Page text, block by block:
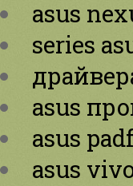
asus
series
asus
asus
asus